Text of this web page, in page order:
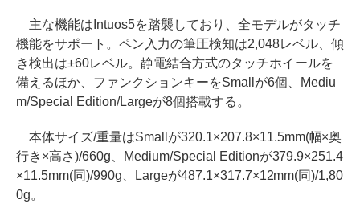
主な機能はIntuos5を踏襲しており、全モデルがタッチ
機能をサポート。ペン入力の筆圧検知は2,048レベル、傾
き検出は±60レベル。静電結合方式のタッチホイールを
備えるほか、ファンクションキーをSmallが6個、Mediu
m/Special Edition/Largeが8個搭載する。
本体サイズ/重量はSmallが320.1×207.8×11.5mm(幅×奥
行き×高さ)/660g、Medium/Special Editionが379.9×251.4
×11.5mm(同)/990g、Largeが487.1×317.7×12mm(同)/1,80
0g。